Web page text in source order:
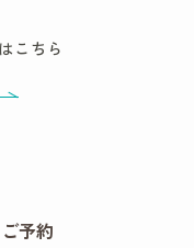
こちら
予約